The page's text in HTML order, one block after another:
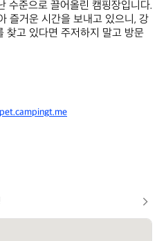
수준으로 끌어올린 캠핑장입니다.
즐거운 시간을 보내고 있으니, 강
찾고 있다면 주저하지 말고 방문